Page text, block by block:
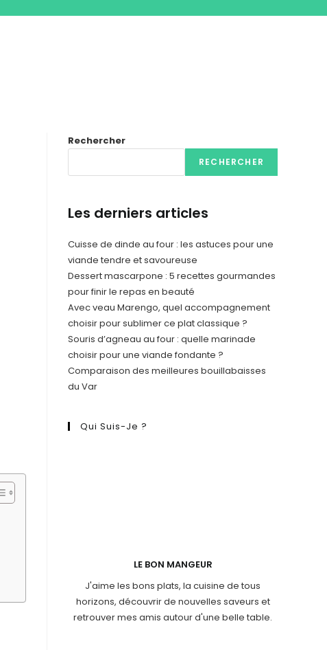
Rechercher
RECHERCHER
Les derniers articles
Cuisse de dinde au four : les astuces pour une
viande tendre et savoureuse
Dessert mascarpone : 5 recettes gourmandes
pour finir le repas en beauté
Avec veau Marengo, quel accompagnement
choisir pour sublimer ce plat classique ?
Souris d’agneau au four : quelle marinade
choisir pour une viande fondante ?
Comparaison des meilleures bouillabaisses
du Var
Qui Suis-Je ?
LE BON MANGEUR
J'aime les bons plats, la cuisine de tous
horizons, découvrir de nouvelles saveurs et
retrouver mes amis autour d'une belle table.